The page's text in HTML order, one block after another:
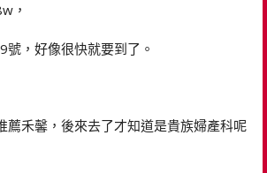
，
，好像很快就要到了。
薦禾馨，後來去了才知道是貴族婦產科呢